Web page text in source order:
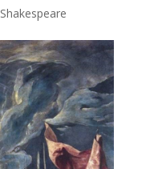
Shakespeare